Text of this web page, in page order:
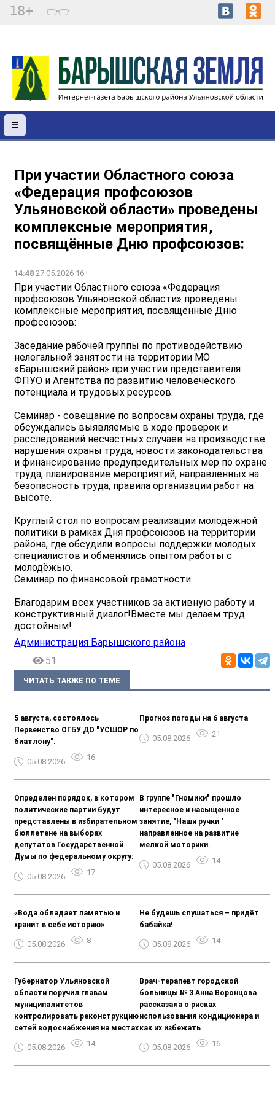
18+
При участии Областного союза
«Федерация профсоюзов
Ульяновской области» проведены
комплексные мероприятия,
посвящённые Дню профсоюзов:
14:48 27.05.2026 16+
При участии Областного союза «Федерация
профсоюзов Ульяновской области» проведены
комплексные мероприятия, посвящённые Дню
профсоюзов:
Заседание рабочей группы по противодействию
нелегальной занятости на территории МО
«Барышский район» при участии представителя
ФПУО и Агентства по развитию человеческого
потенциала и трудовых ресурсов.
Семинар - совещание по вопросам охраны труда, где
обсуждались выявляемые в ходе проверок и
расследований несчастных случаев на производстве
нарушения охраны труда, новости законодательства
и финансирование предупредительных мер по охране
труда, планирование мероприятий, направленных на
безопасность труда, правила организации работ на
высоте.
Круглый стол по вопросам реализации молодёжной
политики в рамках Дня профсоюзов на территории
района, где обсудили вопросы поддержки молодых
специалистов и обменялись опытом работы с
молодёжью.
Семинар по финансовой грамотности.
Благодарим всех участников за активную работу и
конструктивный диалог!Вместе мы делаем труд
достойным!
Администрация Барышского района
51
ЧИТАТЬ ТАКЖЕ ПО ТЕМЕ
5 августа, состоялось
Первенство ОГБУ ДО "УСШОР по
биатлону".
05.08.2026 16
Прогноз погоды на 6 августа
05.08.2026 21
Определен порядок, в котором
политические партии будут
представлены в избирательном
бюллетене на выборах
депутатов Государственной
Думы по федеральному округу:
05.08.2026 17
В группе "Гномики" прошло
интересное и насыщенное
занятие, "Наши ручки "
направленное на развитие
мелкой моторики.
05.08.2026 14
«Вода обладает памятью и
хранит в себе историю»
05.08.2026 8
Не будешь слушаться – придёт
бабайка!
05.08.2026 14
Губернатор Ульяновской
области поручил главам
муниципалитетов
контролировать реконструкцию
сетей водоснабжения на местах
05.08.2026 14
Врач-терапевт городской
больницы № 3 Анна Воронцова
рассказала о рисках
использования кондиционера и
как их избежать ️
05.08.2026 16